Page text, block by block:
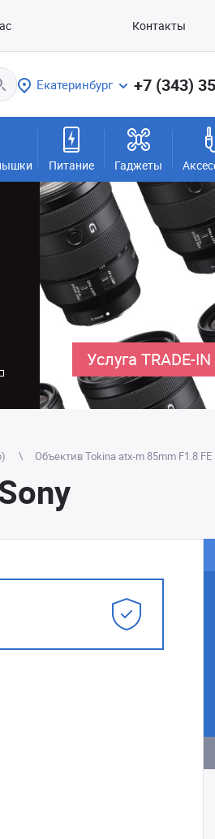
Контакты
Екатеринбург +7 (343)
Питание Гаджеты
Услуга TRADE-IN
Объектив Tokina atx-m 85mm F1.8 FE